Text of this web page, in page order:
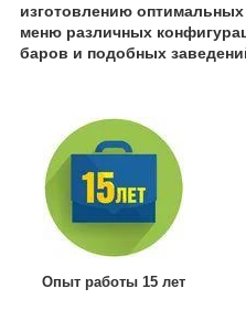
изготовлению
меню различных
баров и подобных
Опыт работы 15 лет